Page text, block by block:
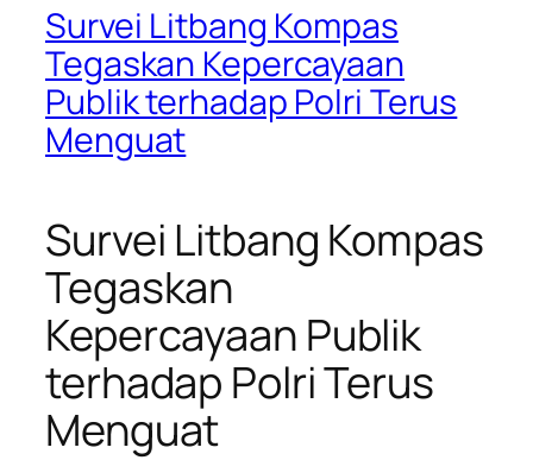
Survei Litbang Kompas
Tegaskan Kepercayaan
Publik terhadap Polri Terus
Menguat
Survei Litbang Kompas
Tegaskan
Kepercayaan Publik
terhadap Polri Terus
Menguat